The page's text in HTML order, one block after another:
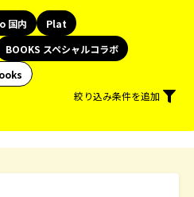
国内
Plat
BOOKS スペシャルコラボ
絞り込み条件を追加